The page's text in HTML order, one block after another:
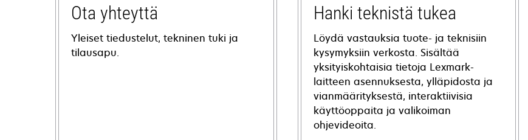
Ota yhteyttä
Yleiset tiedustelut, tekninen tuki ja
tilausapu.
Hanki teknistä tukea
Löydä vastauksia tuote- ja teknisiin
kysymyksiin verkosta. Sisältää
yksityiskohtaisia tietoja Lexmark-
laitteen asennuksesta, ylläpidosta ja
vianmäärityksestä, interaktiivisia
käyttöoppaita ja valikoiman
ohjevideoita.